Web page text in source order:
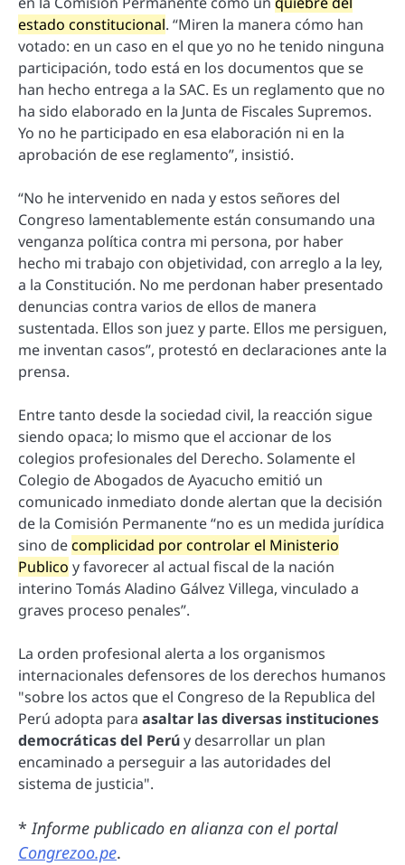
estado constitucional. “Miren la manera cómo han
votado: en un caso en el que yo no he tenido ninguna
participación, todo está en los documentos que se
han hecho entrega a la SAC. Es un reglamento que no
ha sido elaborado en la Junta de Fiscales Supremos.
Yo no he participado en esa elaboración ni en la
aprobación de ese reglamento”, insistió.
“No he intervenido en nada y estos señores del
Congreso lamentablemente están consumando una
venganza política contra mi persona, por haber
hecho mi trabajo con objetividad, con arreglo a la ley,
a la Constitución. No me perdonan haber presentado
denuncias contra varios de ellos de manera
sustentada. Ellos son juez y parte. Ellos me persiguen,
me inventan casos”, protestó en declaraciones ante la
prensa.
Entre tanto desde la sociedad civil, la reacción sigue
siendo opaca; lo mismo que el accionar de los
colegios profesionales del Derecho. Solamente el
Colegio de Abogados de Ayacucho emitió un
comunicado inmediato donde alertan que la decisión
de la Comisión Permanente “no es un medida jurídica
sino de complicidad por controlar el Ministerio
Publico y favorecer al actual fiscal de la nación
interino Tomás Aladino Gálvez Villega, vinculado a
graves proceso penales”.
La orden profesional alerta a los organismos
internacionales defensores de los derechos humanos
"sobre los actos que el Congreso de la Republica del
Perú adopta para asaltar las diversas instituciones
democráticas del Perúy desarrollar un plan
encaminado a perseguir a las autoridades del
sistema de justicia".
*Informe publicado en alianza con el portal
Congrezoo.pe.